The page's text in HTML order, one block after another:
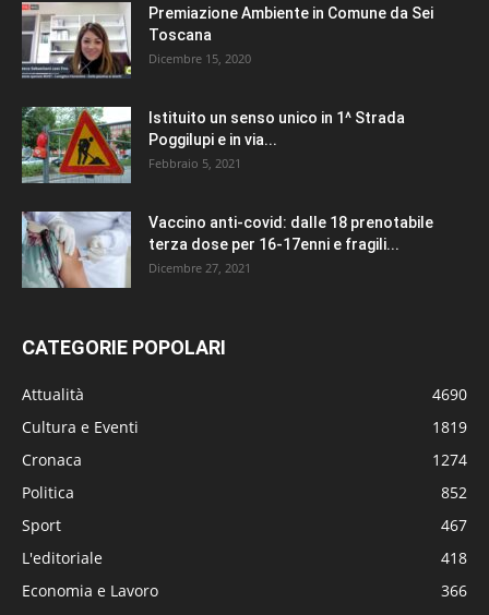
Premiazione Ambiente in Comune da Sei
Toscana
Dicembre 15, 2020
Istituito un senso unico in 1^ Strada
Poggilupi e in via...
Febbraio 5, 2021
Vaccino anti-covid: dalle 18 prenotabile
terza dose per 16-17enni e fragili...
Dicembre 27, 2021
CATEGORIE POPOLARI
Attualità
4690
Cultura e Eventi
1819
Cronaca
1274
Politica
852
Sport
467
L'editoriale
418
Economia e Lavoro
366